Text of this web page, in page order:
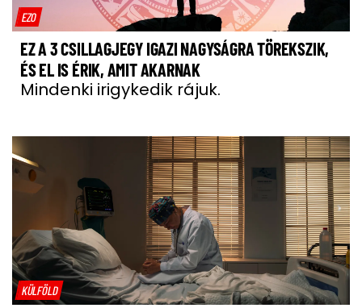
EZO
EZ A 3 CSILLAGJEGY IGAZI NAGYSÁGRA TÖREKSZIK,
ÉS EL IS ÉRIK, AMIT AKARNAK
Mindenki irigykedik rájuk.
KÜLFÖLD